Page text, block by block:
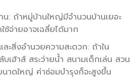
น: ถ้าหมู่บ้านใหญ่มีจำนวนบ้านเยอะ
ช้จ่ายอาจเฉลี่ยได้มาก
ะสิ่งอำนวยความสะดวก: ถ้าใน
เฮ้าส์ สระว่ายน้ำ สนามเด็กเล่น สวน
นาดใหญ่ ค่าซ่อมบำรุงก็จะสูงขึ้น